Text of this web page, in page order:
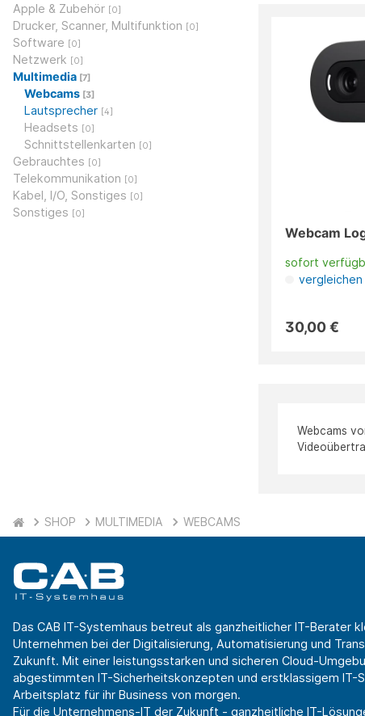
Apple & Zubehör [0]
Drucker, Scanner, Multifunktion [0]
Software [0]
Netzwerk [0]
Multimedia [7]
Webcams [3]
Lautsprecher [4]
Headsets [0]
Schnittstellenkarten [0]
Gebrauchtes [0]
Telekommunikation [0]
Kabel, I/O, Sonstiges [0]
Sonstiges [0]
Webcam
sofort
vergleichen
30,00 €
Webcams
SHOP MULTIMEDIA WEBCAMS
Das CAB IT-Systemhaus betreut als ganzheitlicher IT-Berater
Unternehmen bei der Digitalisierung, Automatisierung und
Zukunft. Mit einer leistungsstarken und sicheren Cloud-
abgestimmten IT-Sicherheitskonzepten und erstklassigem IT-
Arbeitsplatz für ihr Business von morgen.
Für die Unternehmens-IT der Zukunft - ganzheitliche IT-